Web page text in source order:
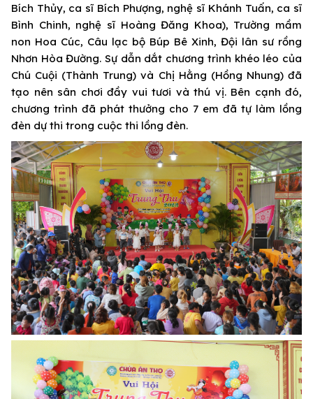
Bích Thủy, ca sĩ Bích Phượng, nghệ sĩ Khánh Tuấn, ca sĩ
Bình Chinh, nghệ sĩ Hoàng Đăng Khoa), Trường mầm
non Hoa Cúc, Câu lạc bộ Búp Bê Xinh, Đội lân sư rồng
Nhơn Hòa Đường. Sự dẫn dắt chương trình khéo léo của
Chú Cuội (Thành Trung) và Chị Hằng (Hồng Nhung) đã
tạo nên sân chơi đầy vui tươi và thú vị. Bên cạnh đó,
chương trình đã phát thưởng cho 7 em đã tự làm lồng
đèn dự thi trong cuộc thi lồng đèn.